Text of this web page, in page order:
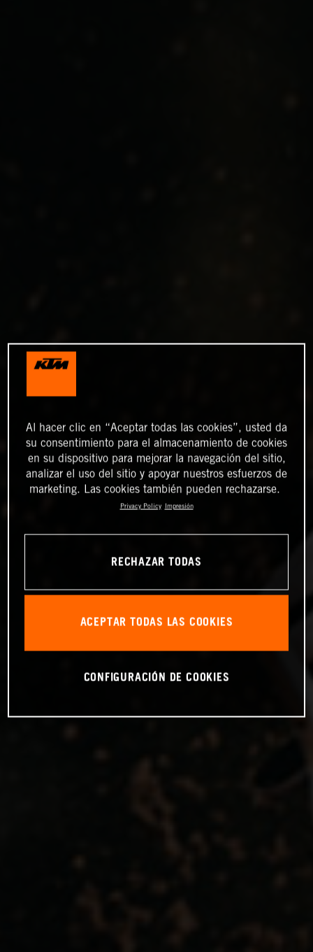
Al hacer clic en “Aceptar todas las cookies”, usted da
su consentimiento para el almacenamiento de cookies
en su dispositivo para mejorar la navegación del sitio,
analizar el uso del sitio y apoyar nuestros esfuerzos de
marketing. Las cookies también pueden rechazarse.
Privacy Policy Impresión
RECHAZAR TODAS
ACEPTAR TODAS LAS COOKIES
CONFIGURACIÓN DE COOKIES